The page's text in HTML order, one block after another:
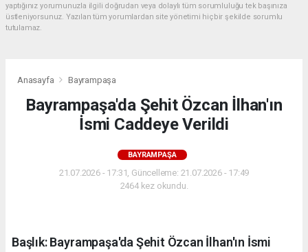
yaptığınız yorumunuzla ilgili doğrudan veya dolaylı tüm sorumluluğu tek başınıza
üstleniyorsunuz. Yazılan tüm yorumlardan site yönetimi hiçbir şekilde sorumlu
tutulamaz.
Anasayfa Bayrampaşa
Bayrampaşa'da Şehit Özcan İlhan'ın
İsmi Caddeye Verildi
BAYRAMPAŞA
21.07.2026 - 17:31, Güncelleme: 21.07.2026 - 17:49
2464 kez okundu.
Başlık: Bayrampaşa'da Şehit Özcan İlhan'ın İsmi